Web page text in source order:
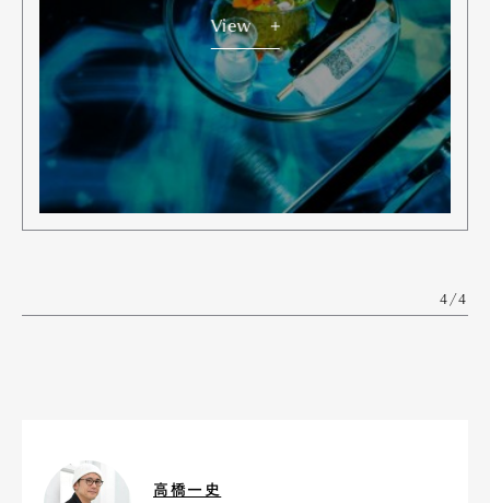
Official Columnist
About
Contact
Pen Meet
Pen tw
View
4/4
高橋一史